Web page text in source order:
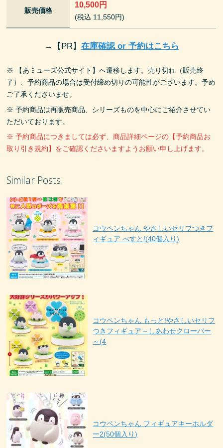
販売価格
10,500円
(税込 11,550円)
→ 【PR】 在庫確認 or 予約はこちら
※ 【あミューズ公式サイト】へ遷移します。売り切れ（販売終
了）、予約商品の場合は受付締め切りの可能性がございます。予め
ご了承くださいませ。
※ 予約商品は再販売商品、シリーズものを中心にご紹介させてい
ただいております。
※ 予約商品につきましては必ず、商品詳細ページの【予約商品お
取り引き規約】をご確認くださいますようお願い申し上げます。
Similar Posts:
コウペンちゃん やさしいセリフつきフ
ィギュア べすと!(40個入り)
コウペンちゃん もっと!やさしいセリフ
つきフィギュア～しあわせクローバー
～(4
コウペンちゃん フィギュアキーホルダ
ー2(50個入り)